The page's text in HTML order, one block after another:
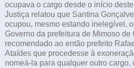
ocupava o cargo desde o início
Justiça relatou que Santina
ocupou, mesmo estando inelegível,
Governo da prefeitura de Mimoso de
recomendado ao então prefeito
Ataídes que procedesse à
nomeá-la para qualquer outro cargo,